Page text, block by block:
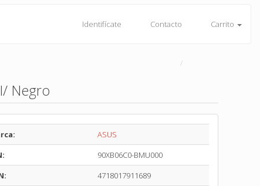
Identifícate Contacto Carrito
Negro
ASUS
90XB06C0-BMU000
4718017911689